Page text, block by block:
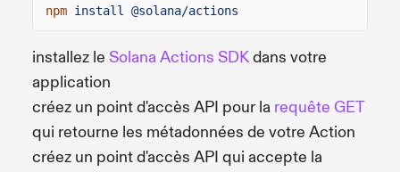
npm install @solana/actions
installez le Solana Actions SDKdans votre
application
créez un point d'accès API pour la requête GET
qui retourne les métadonnées de votre Action
créez un point d'accès API qui accepte la